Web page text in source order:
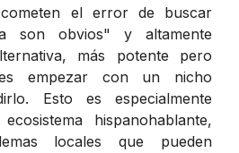
el error de buscar
son obvios" y altamente
más potente pero
empezar con un nicho
Esto es especialmente
hispanohablante,
locales que pueden